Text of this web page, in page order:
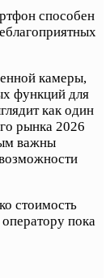
способен
камеры,
функций для
как один
рынка 2026
важны
стоимость
пока